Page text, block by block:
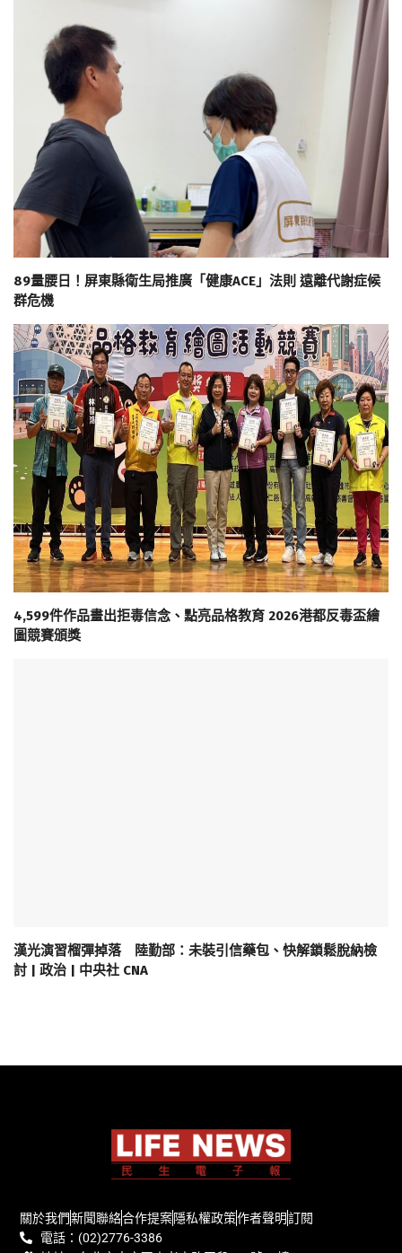
89量腰日！屏東縣衛生局推廣「健康ACE」法則 遠離代謝症候
群危機
4,599件作品畫出拒毒信念、點亮品格教育 2026港都反毒盃繪
圖競賽頒獎
漢光演習榴彈掉落 陸勤部：未裝引信藥包、快解鎖鬆脫納檢
討 | 政治 | 中央社 CNA
關於我們新聞聯絡合作提案隱私權政策作者聲明訂閱
電話：(02)2776-3386